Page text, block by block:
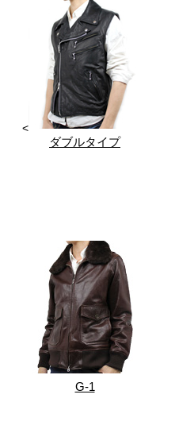
<
ダブルタイプ
G-1